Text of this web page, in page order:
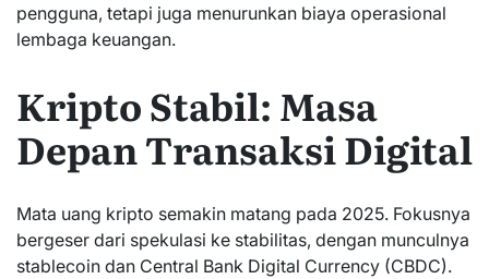
pengguna, tetapi juga menurunkan biaya operasional
lembaga keuangan.
Kripto Stabil: Masa
Depan Transaksi Digital
Mata uang kripto semakin matang pada 2025. Fokusnya
bergeser dari spekulasi ke stabilitas, dengan munculnya
stablecoin dan Central Bank Digital Currency (CBDC).